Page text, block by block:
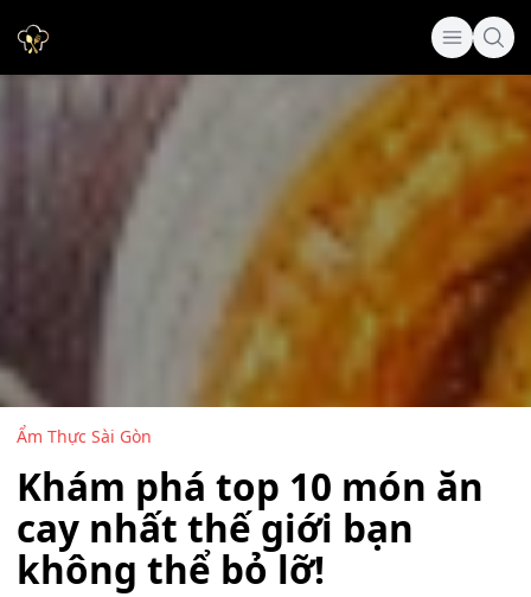
Ẩm Thực Sài Gòn
Khám phá top 10 món ăn
cay nhất thế giới bạn
không thể bỏ lỡ!